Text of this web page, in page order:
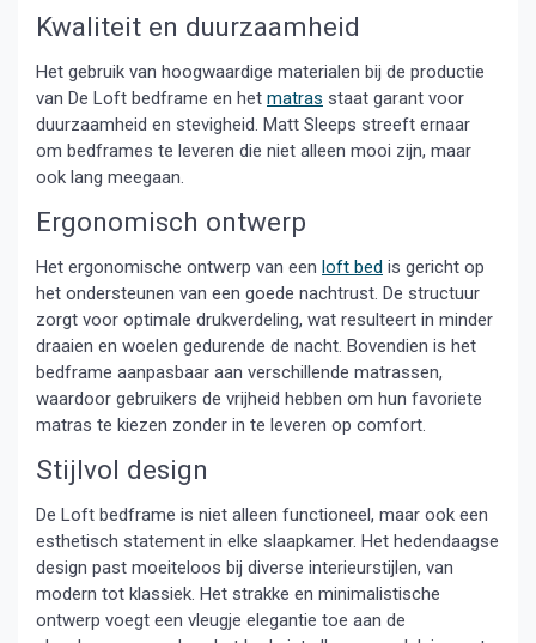
Kwaliteit en duurzaamheid
Het gebruik van hoogwaardige materialen bij de productie
van De Loft bedframe en het matras staat garant voor
duurzaamheid en stevigheid. Matt Sleeps streeft ernaar
om bedframes te leveren die niet alleen mooi zijn, maar
ook lang meegaan.
Ergonomisch ontwerp
Het ergonomische ontwerp van een loft bed is gericht op
het ondersteunen van een goede nachtrust. De structuur
zorgt voor optimale drukverdeling, wat resulteert in minder
draaien en woelen gedurende de nacht. Bovendien is het
bedframe aanpasbaar aan verschillende matrassen,
waardoor gebruikers de vrijheid hebben om hun favoriete
matras te kiezen zonder in te leveren op comfort.
Stijlvol design
De Loft bedframe is niet alleen functioneel, maar ook een
esthetisch statement in elke slaapkamer. Het hedendaagse
design past moeiteloos bij diverse interieurstijlen, van
modern tot klassiek. Het strakke en minimalistische
ontwerp voegt een vleugje elegantie toe aan de